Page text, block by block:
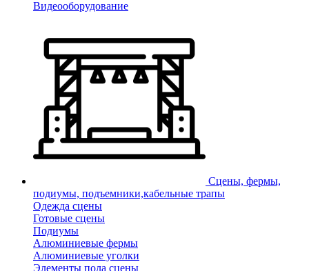
Видеооборудование
Сцены, фермы,
подиумы, подъемники,кабельные трапы
Одежда сцены
Готовые сцены
Подиумы
Алюминиевые фермы
Алюминиевые уголки
Элементы пола сцены